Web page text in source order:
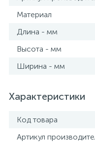
Материал
Длина - мм
Высота - мм
Ширина - мм
Характеристики
Код товара
Артикул